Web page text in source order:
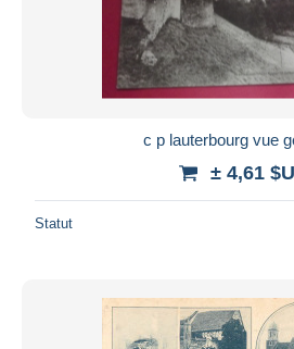
c p lauterbourg vue
± 4,61
Statut